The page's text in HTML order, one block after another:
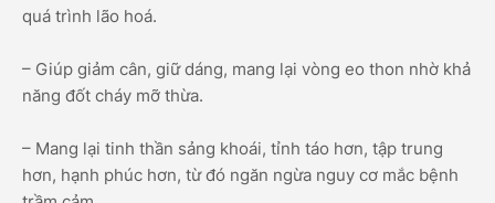
quá trình lão hoá.
– Giúp giảm cân, giữ dáng, mang lại vòng eo thon nhờ khả
năng đốt cháy mỡ thừa.
– Mang lại tinh thần sảng khoái, tỉnh táo hơn, tập trung
hơn, hạnh phúc hơn, từ đó ngăn ngừa nguy cơ mắc bệnh